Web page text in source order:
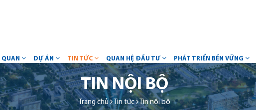
DỰ ÁN TIN TỨC QUAN HỆ ĐẦU TƯ PHÁT TRIỂN BỀN VỮNG
TIN NỘI BỘ
Trang chủ Tin tức Tin nội bộ